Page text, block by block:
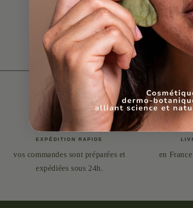
réutiliser vos flacons
À travers cette collection de
consciente de la
EXPÉDITION RAPIDE
vos commandes sont préparées et
expédiées sous 24h.
en